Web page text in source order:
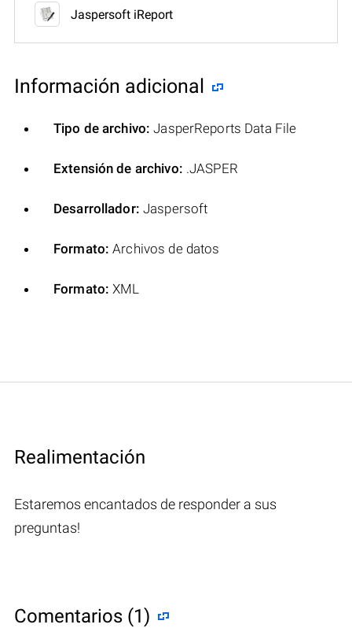
Jaspersoft iReport
Información adicional
Tipo de archivo: JasperReports Data File
Extensión de archivo: .JASPER
Desarrollador: Jaspersoft
Formato: Archivos de datos
Formato: XML
Realimentación
Estaremos encantados de responder a sus
preguntas!
Comentarios (1)